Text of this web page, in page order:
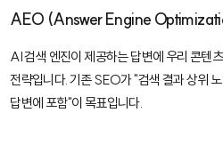
AEO (Answer Engine
AI 검색 엔진이 제공하는 답변에 우리 콘텐
전략입니다. 기존 SEO가 "검색 결과 상위
답변에 포함"이 목표입니다.